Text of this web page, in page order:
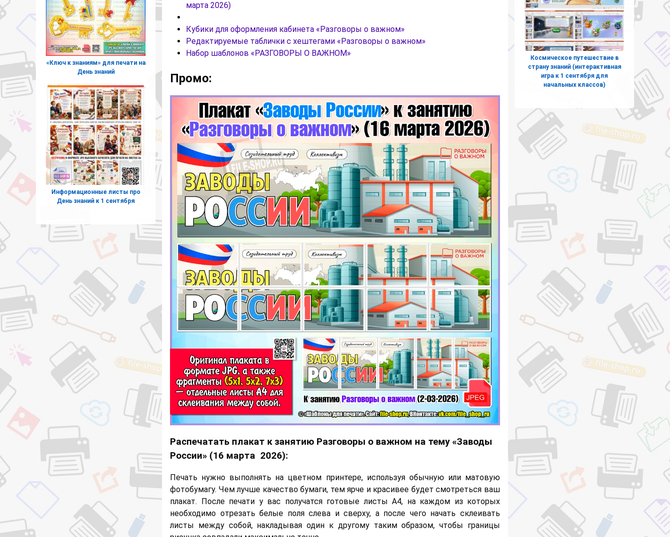
марта 2026)
Кубики для оформления кабинета «Разговоры о важном»
Редактируемые таблички с хештегами «Разговоры о важном»
Набор шаблонов «РАЗГОВОРЫ О ВАЖНОМ»
Промо:
Распечатать плакат к занятию Разговоры о важном на тему «Заводы
России» (16 марта 2026):
Печать нужно выполнять на цветном принтере, используя обычную или матовую
фотобумагу. Чем лучше качество бумаги, тем ярче и красивее будет смотреться ваш
плакат. После печати у вас получатся готовые листы А4, на каждом из которых
необходимо отрезать белые поля слева и сверху, а после чего начать склеивать
листы между собой, накладывая один к другому таким образом, чтобы границы
«Ключ к знаниям» для печати на
День знаний
Информационные листы про
День знаний к 1 сентября
Космическое путешествие в
страну знаний (интерактивная
игра к 1 сентября для
начальных классов)